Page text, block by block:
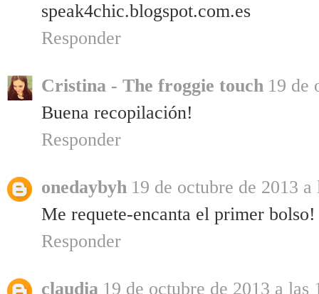
speak4chic.blogspot.com.es
Responder
Cristina - The froggie touch 19 de
Buena recopilación!
Responder
onedaybyh 19 de octubre de 2013 a
Me requete-encanta el primer bolso!
Responder
claudia 19 de octubre de 2013 a las